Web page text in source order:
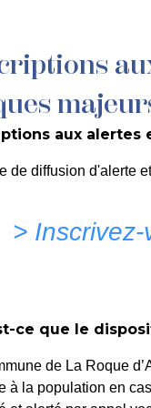
QUOTIDIEN
du
Public
aux alertes
de diffusion d'alerte
>
ce que le
de La Roque
à la population en